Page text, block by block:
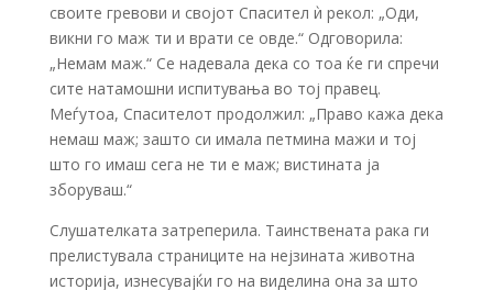
своите гревови и својот Спасител ѝ рекол: „Оди,
викни го маж ти и врати се овде.“ Одговорила:
„Немам маж.“ Се надевала дека со тоа ќе ги спречи
сите натамошни испитувања во тој правец.
Меѓутоа, Спасителот продолжил: „Право кажа дека
немаш маж; зашто си имала петмина мажи и тој
што го имаш сега не ти е маж; вистината ја
зборуваш.“
Слушателката затреперила. Таинствената рака ги
прелистувала страниците на нејзината животна
историја, изнесувајќи го на виделина она за што